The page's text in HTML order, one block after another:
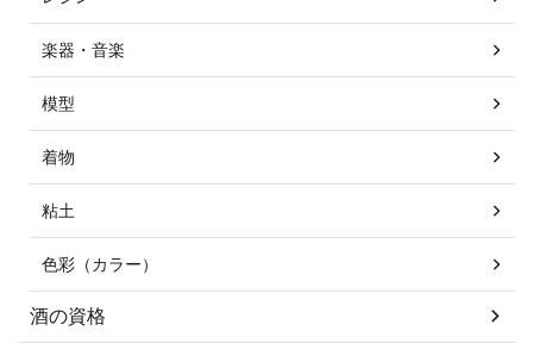
楽器・音楽
模型
着物
粘土
色彩（カラー）
酒の資格